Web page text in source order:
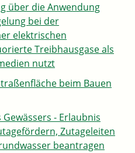
über die Anwendung
bei der
elektrischen
Treibhausgase als
nutzt
beim Bauen
- Erlaubnis
Zutageleiten
beantragen